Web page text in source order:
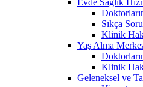
Sıkça
Klinik
Yaş Alma
Klinik
Geleneksel ve